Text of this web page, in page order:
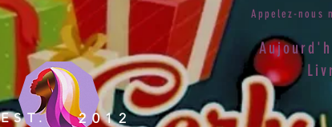
Appelez-nous
EST. 2012